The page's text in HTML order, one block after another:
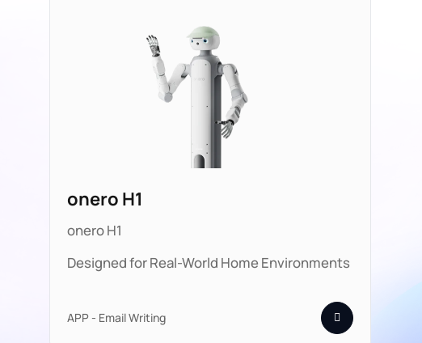
onero H1
onero H1
Designed for Real-World Home Environments
APP - Email Writing